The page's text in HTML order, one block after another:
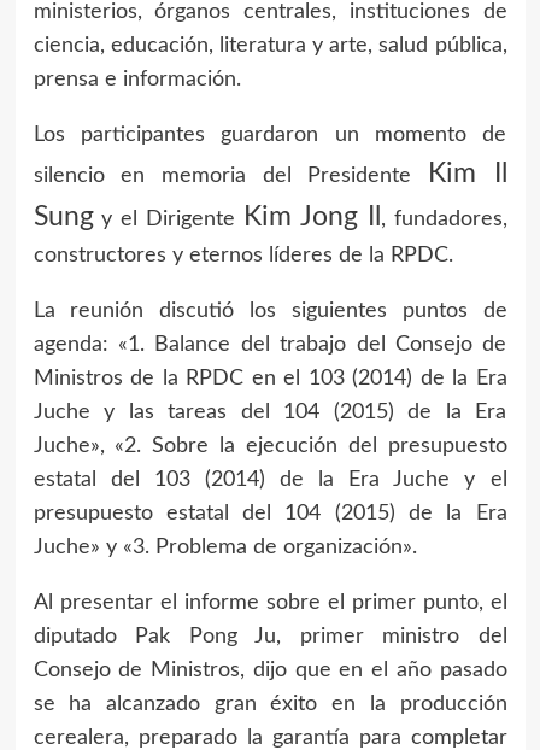
ministerios, órganos centrales, instituciones de
ciencia, educación, literatura y arte, salud pública,
prensa e información.
Los participantes guardaron un momento de
silencio en memoria del Presidente
Kim Il
Sungy el Dirigente Kim Jong Il
, fundadores,
constructores y eternos líderes de la RPDC.
La reunión discutió los siguientes puntos de
agenda: «1. Balance del trabajo del Consejo de
Ministros de la RPDC en el 103 (2014) de la Era
Juche y las tareas del 104 (2015) de la Era
Juche», «2. Sobre la ejecución del presupuesto
estatal del 103 (2014) de la Era Juche y el
presupuesto estatal del 104 (2015) de la Era
Juche» y «3. Problema de organización».
Al presentar el informe sobre el primer punto, el
diputado Pak Pong Ju, primer ministro del
Consejo de Ministros, dijo que en el año pasado
se ha alcanzado gran éxito en la producción
cerealera, preparado la garantía para completar